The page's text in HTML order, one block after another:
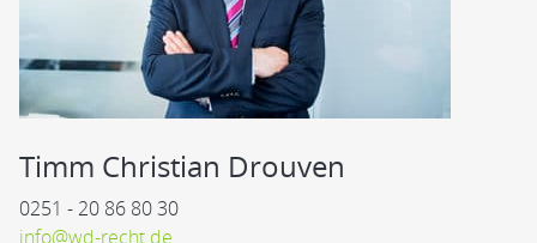
Timm Christian Drouven
0251 - 20 86 80 30
info@wd-recht.de